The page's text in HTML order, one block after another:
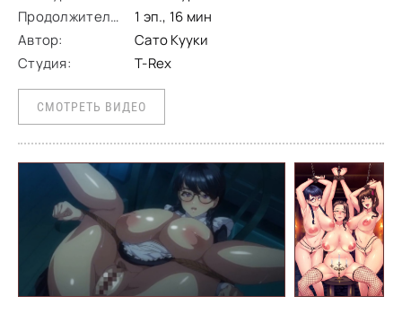
Продолжительность:
1 эп., 16 мин
Автор:
Сато Кууки
Студия:
T-Rex
СМОТРЕТЬ ВИДЕО